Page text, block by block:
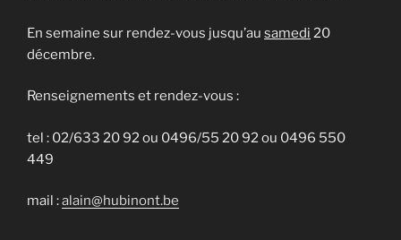
En semaine sur rendez-vous jusqu’au samedi 20
décembre.
Renseignements et rendez-vous :
tel : 02/633 20 92 ou 0496/55 20 92 ou 0496 550
449
mail :alain@hubinont.be